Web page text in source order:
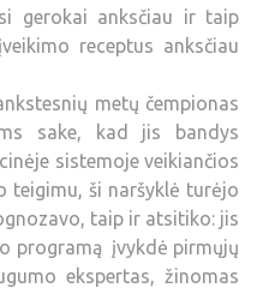
gerokai anksčiau ir taip
receptus anksčiau
metų čempionas
sake, kad jis bandys
sistemoje veikiančios
teigimu, ši naršyklė turėjo
taip ir atsitiko: jis
programą įvykdė pirmųjų
ekspertas, žinomas